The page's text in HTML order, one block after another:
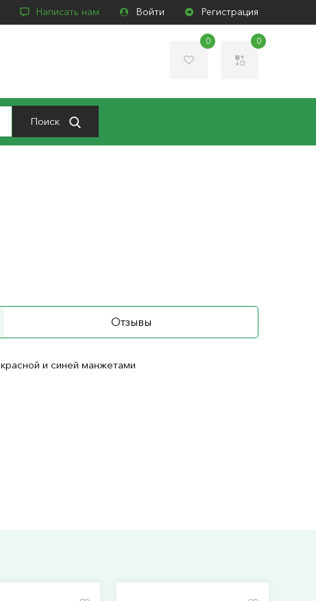
Написать нам Войти Регистрация
0 0
Поиск
Отзывы
и синей манжетами